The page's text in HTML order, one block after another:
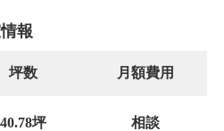
報
坪数 月額費用
40.78坪 相談